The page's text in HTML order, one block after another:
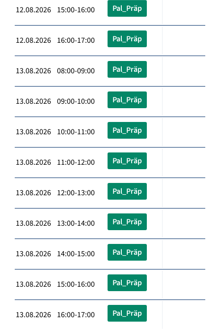
12.08.2026 15:00-16:00 Pal_Präp
12.08.2026 16:00-17:00 Pal_Präp
13.08.2026 08:00-09:00 Pal_Präp
13.08.2026 09:00-10:00 Pal_Präp
13.08.2026 10:00-11:00 Pal_Präp
13.08.2026 11:00-12:00 Pal_Präp
13.08.2026 12:00-13:00 Pal_Präp
13.08.2026 13:00-14:00 Pal_Präp
13.08.2026 14:00-15:00 Pal_Präp
13.08.2026 15:00-16:00 Pal_Präp
13.08.2026 16:00-17:00 Pal_Präp